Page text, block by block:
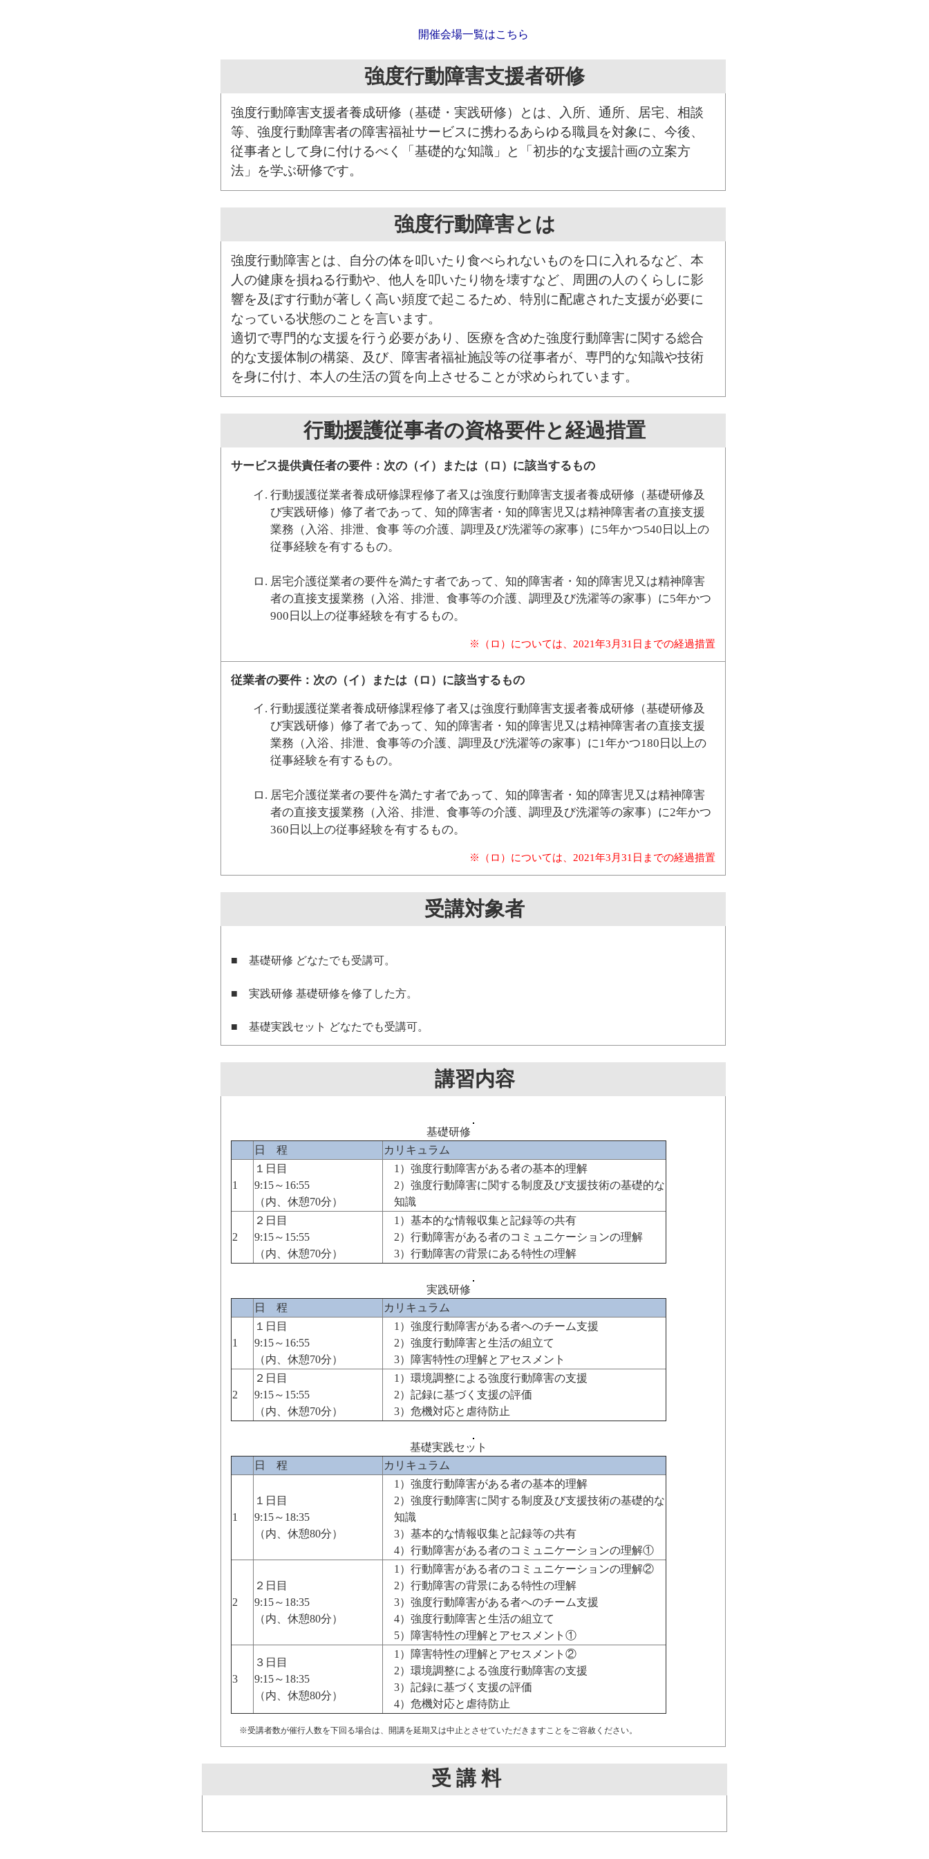
開催会場一覧はこちら
強度行動障害支援者研修
強度行動障害支援者養成研修（基礎・実践研修）とは、入所、通所、居宅、相談
等、強度行動障害者の障害福祉サービスに携わるあらゆる職員を対象に、今後、
従事者として身に付けるべく「基礎的な知識」と「初歩的な支援計画の立案方
法」を学ぶ研修です。
強度行動障害とは
強度行動障害とは、自分の体を叩いたり食べられないものを口に入れるなど、本
人の健康を損ねる行動や、他人を叩いたり物を壊すなど、周囲の人のくらしに影
響を及ぼす行動が著しく高い頻度で起こるため、特別に配慮された支援が必要に
なっている状態のことを言います。
適切で専門的な支援を行う必要があり、医療を含めた強度行動障害に関する総合
的な支援体制の構築、及び、障害者福祉施設等の従事者が、専門的な知識や技術
を身に付け、本人の生活の質を向上させることが求められています。
行動援護従事者の資格要件と経過措置
サービス提供責任者の要件：次の（イ）または（ロ）に該当するもの
行動援護従業者養成研修課程修了者又は強度行動障害支援者養成研修（基礎研修及
び実践研修）修了者であって、知的障害者・知的障害児又は精神障害者の直接支援
業務（入浴、排泄、食事 等の介護、調理及び洗濯等の家事）に5年かつ540日以上の
従事経験を有するもの。
居宅介護従業者の要件を満たす者であって、知的障害者・知的障害児又は精神障害
者の直接支援業務（入浴、排泄、食事等の介護、調理及び洗濯等の家事）に5年かつ
900日以上の従事経験を有するもの。
※（ロ）については、2021年3月31日までの経過措置
従業者の要件：次の（イ）または（ロ）に該当するもの
行動援護従業者養成研修課程修了者又は強度行動障害支援者養成研修（基礎研修及
び実践研修）修了者であって、知的障害者・知的障害児又は精神障害者の直接支援
業務（入浴、排泄、食事等の介護、調理及び洗濯等の家事）に1年かつ180日以上の
従事経験を有するもの。
居宅介護従業者の要件を満たす者であって、知的障害者・知的障害児又は精神障害
者の直接支援業務（入浴、排泄、食事等の介護、調理及び洗濯等の家事）に2年かつ
360日以上の従事経験を有するもの。
※（ロ）については、2021年3月31日までの経過措置
受講対象者
■ 基礎研修 どなたでも受講可。
■ 実践研修 基礎研修を修了した方。
■ 基礎実践セット どなたでも受講可。
講習内容
基礎研修
日 程
カリキュラム
1
１日目
9:15～16:55
（内、休憩70分）
1）強度行動障害がある者の基本的理解
2）強度行動障害に関する制度及び支援技術の基礎的な
知識
2
２日目
9:15～15:55
（内、休憩70分）
1）基本的な情報収集と記録等の共有
2）行動障害がある者のコミュニケーションの理解
3）行動障害の背景にある特性の理解
実践研修
日 程
カリキュラム
1
１日目
9:15～16:55
（内、休憩70分）
1）強度行動障害がある者へのチーム支援
2）強度行動障害と生活の組立て
3）障害特性の理解とアセスメント
2
２日目
9:15～15:55
（内、休憩70分）
1）環境調整による強度行動障害の支援
2）記録に基づく支援の評価
3）危機対応と虐待防止
基礎実践セット
日 程
カリキュラム
1
１日目
9:15～18:35
（内、休憩80分）
1）強度行動障害がある者の基本的理解
2）強度行動障害に関する制度及び支援技術の基礎的な
知識
3）基本的な情報収集と記録等の共有
4）行動障害がある者のコミュニケーションの理解①
2
２日目
9:15～18:35
（内、休憩80分）
1）行動障害がある者のコミュニケーションの理解②
2）行動障害の背景にある特性の理解
3）強度行動障害がある者へのチーム支援
4）強度行動障害と生活の組立て
5）障害特性の理解とアセスメント①
3
３日目
9:15～18:35
（内、休憩80分）
1）障害特性の理解とアセスメント②
2）環境調整による強度行動障害の支援
3）記録に基づく支援の評価
4）危機対応と虐待防止
※受講者数が催行人数を下回る場合は、開講を延期又は中止とさせていただきますことをご容赦ください。
受 講 料